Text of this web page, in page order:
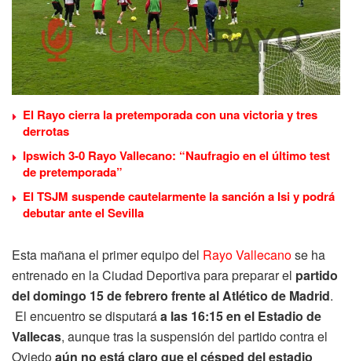
El Rayo cierra la pretemporada con una victoria y tres
derrotas
Ipswich 3-0 Rayo Vallecano: “Naufragio en el último test
de pretemporada”
El TSJM suspende cautelarmente la sanción a Isi y podrá
debutar ante el Sevilla
Esta mañana el primer equipo del Rayo Vallecanose ha
entrenado en la Ciudad Deportiva para preparar el partido
del domingo 15 de febrero frente al Atlético de Madrid.
El encuentro se disputaráa las 16:15 en el Estadio de
Vallecas, aunque tras la suspensión del partido contra el
Oviedoaún no está claro que el césped del estadio